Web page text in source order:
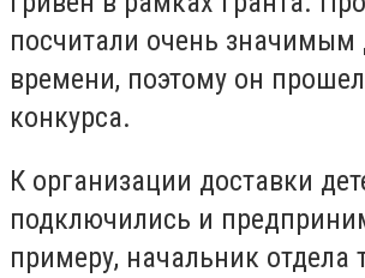
посчитали очень
времени, поэтому он
конкурса.
К организации доставки
подключились и
примеру, начальник отдела